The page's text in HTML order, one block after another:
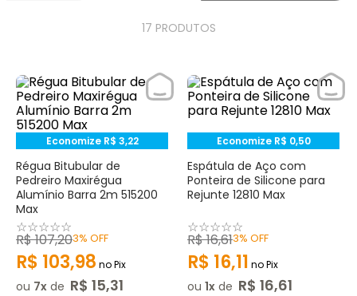
17 PRODUTOS
Economize R$ 3,22
Régua Bitubular de
Pedreiro Maxirégua
Alumínio Barra 2m 515200
Max
☆☆☆☆☆
R$107,203% OFF
R$ 103,98 no Pix
ou 7 de R$ 15,31
Economize R$ 0,50
Espátula de Aço com
Ponteira de Silicone para
Rejunte 12810 Max
☆☆☆☆☆
R$16,613% OFF
R$ 16,11 no Pix
ou 1 de R$ 16,61